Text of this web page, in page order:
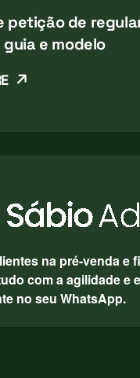
petição de
e modelo
na pré-venda e
com a agilidade e
no seu WhatsApp.